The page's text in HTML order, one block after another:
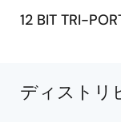
12 BIT TRI-
ディストリ